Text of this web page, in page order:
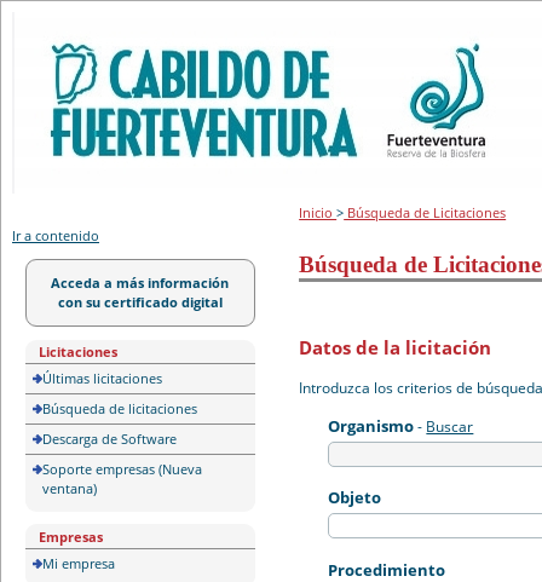
Ir a contenido
Acceda a más información
con su certificado digital
Licitaciones
Últimas licitaciones
Búsqueda de licitaciones
Descarga de Software
Soporte empresas (Nueva
ventana)
Empresas
Mi empresa
Inicio> Búsqueda de Licitaciones
Búsqueda de
Introduzca los criterios de
Datos de la licitación
Organismo- Buscar
Objeto
Procedimiento